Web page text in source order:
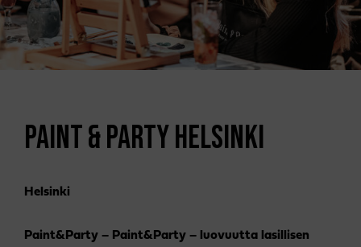
PAINT & PARTY HELSINKI
Helsinki
Paint&Party – Paint&Party – luovuutta lasillisen